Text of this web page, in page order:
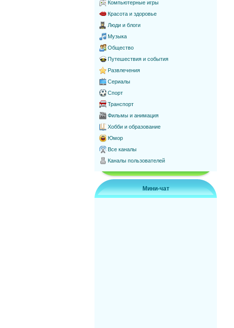
Компьютерные игры
Красота и здоровье
Люди и блоги
Музыка
Общество
Путешествия и события
Развлечения
Сериалы
Спорт
Транспорт
Фильмы и анимация
Хобби и образование
Юмор
Все каналы
Каналы пользователей
Мини-чат